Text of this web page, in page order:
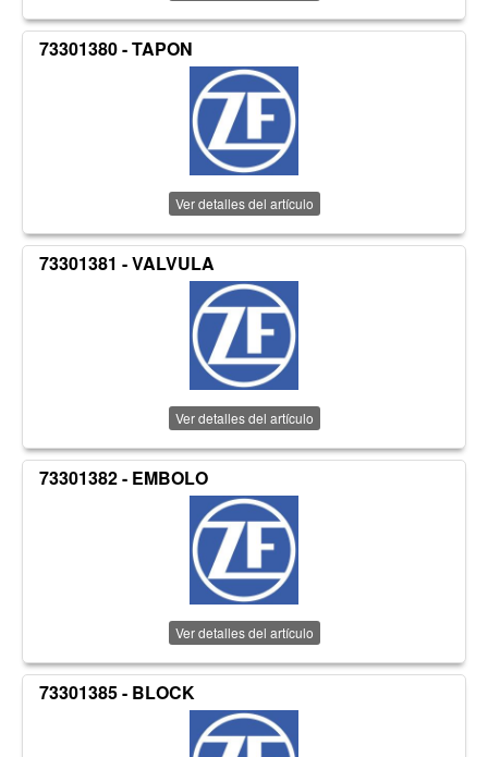
73301380 - TAPON
Ver detalles del artículo
73301381 - VALVULA
Ver detalles del artículo
73301382 - EMBOLO
Ver detalles del artículo
73301385 - BLOCK